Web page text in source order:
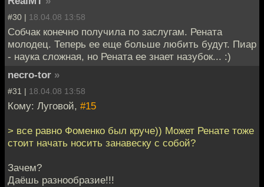
#30 | 18.04.08 13:58
Собчак конечно получила по заслугам. Рената
молодец. Теперь ее еще больше любить будут. Пиар
- наука сложная, но Рената ее знает назубок... :)
necro-tor »
#31 | 18.04.08 13:58
Кому: Луговой, #15
> все равно Фоменко был круче)) Может Ренате тоже
стоит начать носить занавеску с собой?
Зачем?
Даёшь разнообразие!!!